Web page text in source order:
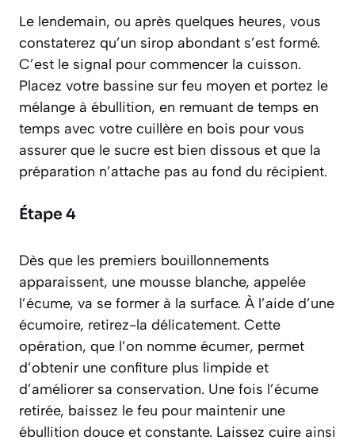
Le lendemain, ou après quelques heures, vous
constaterez qu’un sirop abondant s’est formé.
C’est le signal pour commencer la cuisson.
Placez votre bassine sur feu moyen et portez le
mélange à ébullition, en remuant de temps en
temps avec votre cuillère en bois pour vous
assurer que le sucre est bien dissous et que la
préparation n’attache pas au fond du récipient.
Étape 4
Dès que les premiers bouillonnements
apparaissent, une mousse blanche, appelée
l’écume, va se former à la surface. À l’aide d’une
écumoire, retirez-la délicatement. Cette
opération, que l’on nomme écumer, permet
d’obtenir une confiture plus limpide et
d’améliorer sa conservation. Une fois l’écume
retirée, baissez le feu pour maintenir une
ébullition douce et constante. Laissez cuire ainsi